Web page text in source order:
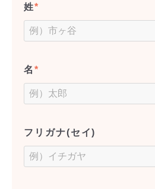
姓*
名 *
フリガナ(セイ)